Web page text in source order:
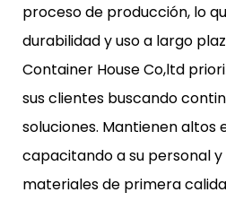
proceso de producción, lo
durabilidad y uso a largo
Container House Co,ltd
sus clientes buscando
soluciones. Mantienen altos
capacitando a su personal y
materiales de primera